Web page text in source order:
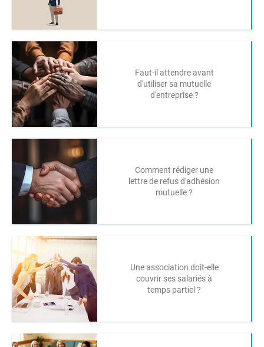
Faut-il attendre avant
d'utiliser sa mutuelle
d'entreprise ?
Comment rédiger une
lettre de refus d'adhésion
mutuelle ?
Une association doit-elle
couvrir ses salariés à
temps partiel ?